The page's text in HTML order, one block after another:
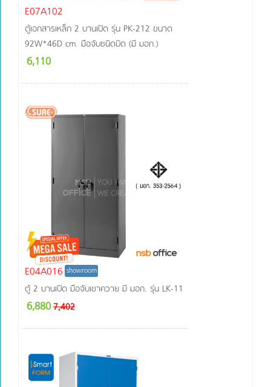
E07A102
ตู้เอกสารเหล็ก 2 บานเปิด รุ่น PK-212 ขนาด
92W*46D cm. มือจับชนิดบิด (มี มอก.)
6,110
E04A016 showroom
ตู้ 2 บานเปิด มือจับเขาควาย มี มอก. รุ่น LK-11
6,8807,402